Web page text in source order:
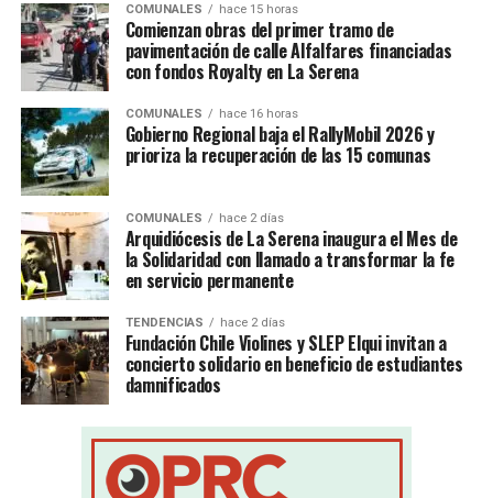
COMUNALES hace 15 horas
Comienzan obras del primer tramo de
pavimentación de calle Alfalfares financiadas
con fondos Royalty en La Serena
COMUNALES hace 16 horas
Gobierno Regional baja el RallyMobil 2026 y
prioriza la recuperación de las 15 comunas
COMUNALES hace 2 días
Arquidiócesis de La Serena inaugura el Mes de
la Solidaridad con llamado a transformar la fe
en servicio permanente
TENDENCIAS hace 2 días
Fundación Chile Violines y SLEP Elqui invitan a
concierto solidario en beneficio de estudiantes
damnificados